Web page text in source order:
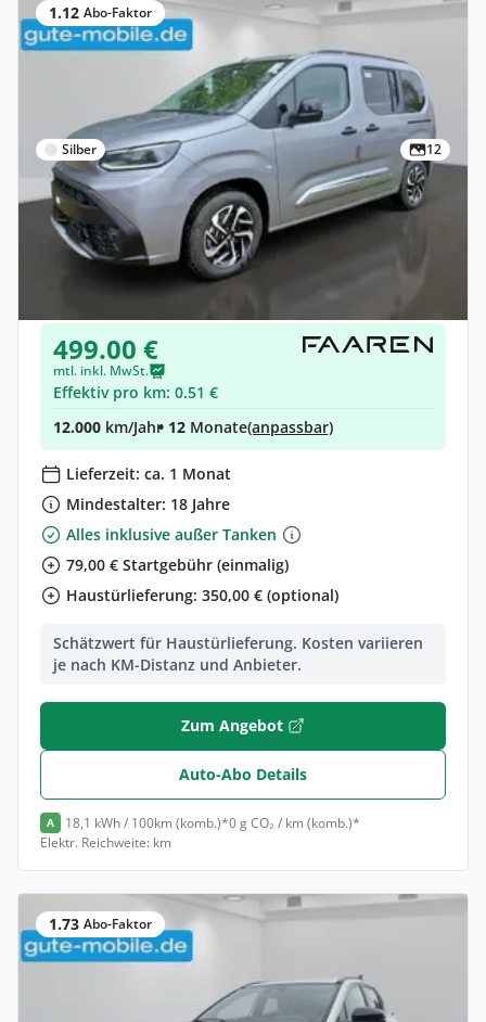
1.12 Abo-Faktor
Silber 12
Privat & Gewerbe
Toyota Proace City Verso
Automatik •
136 PS (100 kW)
Neuwagen
499.00 €
mtl. inkl. MwSt.
Effektiv pro km: 0.51 €
12.000 km/Jahr• 12 Monate(anpassbar)
Lieferzeit: ca. 1 Monat
Mindestalter: 18 Jahre
Alles inklusive außer Tanken
79,00 € Startgebühr (einmalig)
Haustürlieferung: 350,00 € (optional)
Schätzwert für Haustürlieferung. Kosten variieren
je nach KM-Distanz und Anbieter.
Zum Angebot
Auto-Abo Details
A 18,1 kWh / 100km (komb.)*0 g CO₂ / km (komb.)*
Elektr. Reichweite: km
1.73 Abo-Faktor